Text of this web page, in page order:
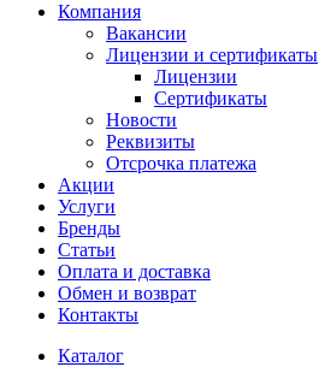
Компания
Вакансии
Лицензии и сертификаты
Лицензии
Сертификаты
Новости
Реквизиты
Отсрочка платежа
Акции
Услуги
Бренды
Статьи
Оплата и доставка
Обмен и возврат
Контакты
Каталог